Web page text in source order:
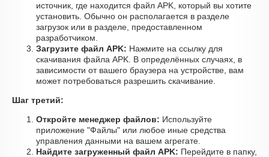
источник, где находится файл APK, который вы хотите
установить. Обычно он располагается в разделе
загрузок или в разделе, предоставленном
разработчиком.
Загрузите файл APK: Нажмите на ссылку для
скачивания файла APK. В определённых случаях, в
зависимости от вашего браузера на устройстве, вам
может потребоваться разрешить скачивание.
Шаг третий:
Откройте менеджер файлов: Используйте
приложение "Файлы" или любое иные средства
управления данными на вашем агрегате.
Найдите загруженный файл APK: Перейдите в папку,